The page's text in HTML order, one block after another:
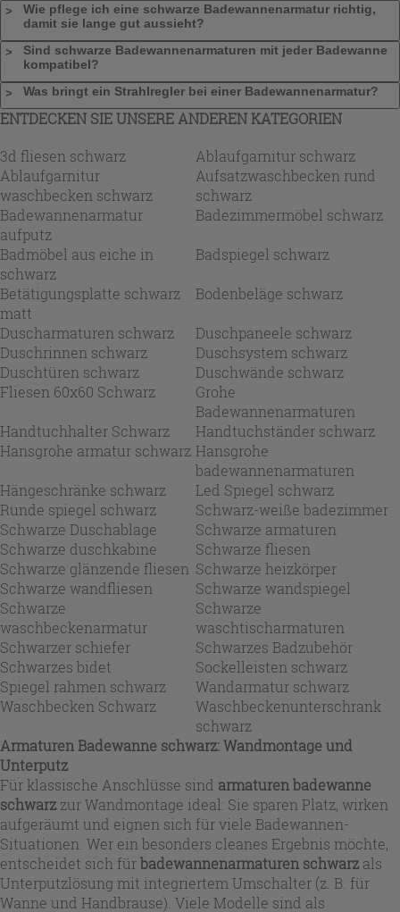
Wie pflege ich eine schwarze Badewannenarmatur richtig,
damit sie lange gut aussieht?
Sind schwarze Badewannenarmaturen mit jeder Badewanne
kompatibel?
Was bringt ein Strahlregler bei einer Badewannenarmatur?
ENTDECKEN SIE UNSERE ANDEREN KATEGORIEN
3d fliesen schwarz
Ablaufgarnitur schwarz
Ablaufgarnitur
waschbecken schwarz
Aufsatzwaschbecken rund
schwarz
Badewannenarmatur
aufputz
Badezimmermöbel schwarz
Badmöbel aus eiche in
schwarz
Badspiegel schwarz
Betätigungsplatte schwarz
matt
Bodenbeläge schwarz
Duscharmaturen schwarz
Duschpaneele schwarz
Duschrinnen schwarz
Duschsystem schwarz
Duschtüren schwarz
Duschwände schwarz
Fliesen 60x60 Schwarz
Grohe
Badewannenarmaturen
Handtuchhalter Schwarz
Handtuchständer schwarz
Hansgrohe armatur schwarz Hansgrohe
badewannenarmaturen
Hängeschränke schwarz
Led Spiegel schwarz
Runde spiegel schwarz
Schwarz-weiße badezimmer
Schwarze Duschablage
Schwarze armaturen
Schwarze duschkabine
Schwarze fliesen
Schwarze glänzende fliesen Schwarze heizkörper
Schwarze wandfliesen
Schwarze wandspiegel
Schwarze
waschbeckenarmatur
Schwarze
waschtischarmaturen
Schwarzer schiefer
Schwarzes Badzubehör
Schwarzes bidet
Sockelleisten schwarz
Spiegel rahmen schwarz
Wandarmatur schwarz
Waschbecken Schwarz
Waschbeckenunterschrank
schwarz
Armaturen Badewanne schwarz: Wandmontage und
Unterputz
Für klassische Anschlüsse sind armaturen badewanne
schwarz zur Wandmontage ideal: Sie sparen Platz, wirken
aufgeräumt und eignen sich für viele Badewannen-
Situationen. Wer ein besonders cleanes Ergebnis möchte,
entscheidet sich fürbadewannenarmaturen schwarz als
Unterputzlösung mit integriertem Umschalter (z. B. für
Wanne und Handbrause). Viele Modelle sind als